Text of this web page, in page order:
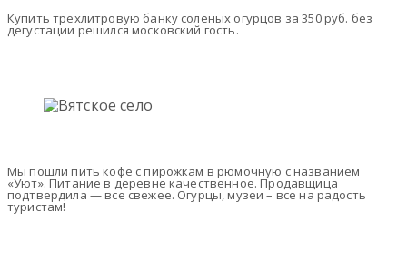
Купить трехлитровую банку соленых огурцов за 350 руб. без
дегустации решился московский гость.
Мы пошли пить кофе с пирожкам в рюмочную с названием
«Уют». Питание в деревне качественное. Продавщица
подтвердила — все свежее. Огурцы, музеи – все на радость
туристам!